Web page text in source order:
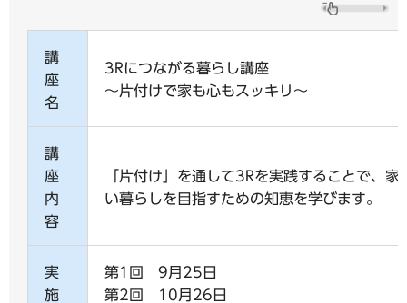
講
座
名
3Rにつながる暮らし講座
～片付けで家も心もスッキリ～
講
座
内
容
「片付け」を通して3Rを実践することで、
い暮らしを目指すための知恵を学びます。
実
施
第1回 9月25日
第2回 10月26日